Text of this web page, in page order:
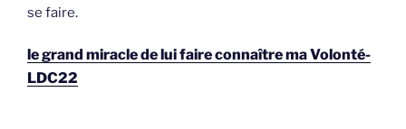
se faire.
le grand miracle de lui faire connaître ma Volonté-
LDC22